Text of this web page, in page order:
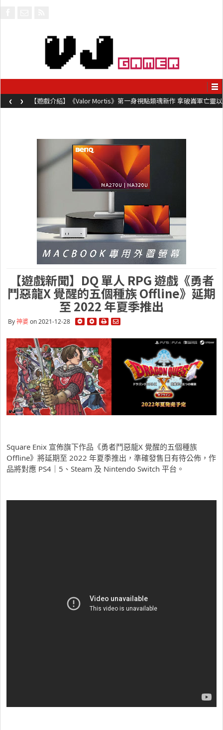
【遊戲介紹】《Valor Mortis》第一身視點類魂新作 拿破崙軍亡靈以
槍械劍與魔法殺敵
‹ ›
【遊戲新聞】DQ 單人 RPG 遊戲《勇者
鬥惡龍X 覺醒的五個種族 Offline》延期
至 2022 年夏季推出
By神婆on 2021-12-28
Square Enix 宣佈旗下作品《勇者鬥惡龍X 覺醒的五個種族
Offline》將延期至 2022 年夏季推出，準確發售日有待公佈，作
品將對應 PS4｜5、Steam 及 Nintendo Switch 平台。